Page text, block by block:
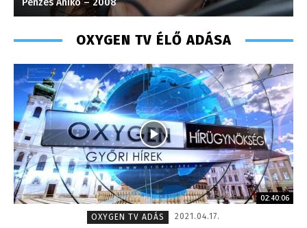
Pénzes Anikó – 2008
OXYGEN TV ÉLŐ ADÁSA
02:40:06
OXYGEN TV ADÁS
2021.04.17.